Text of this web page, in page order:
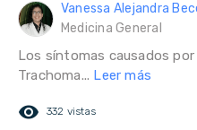
Vanessa Alejandra
Medicina General
Los síntomas causados
Trachoma... Leer más
remove_red_eye 332 vistas